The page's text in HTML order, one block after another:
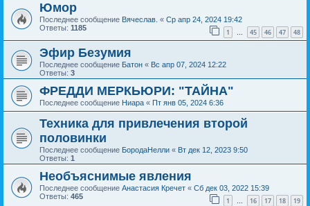
Юмор
Последнее сообщение Вячеслав. « Ср апр 24, 2024 19:42
Ответы: 1185 1 … 45 46 47 48
Эфир Безумия
Последнее сообщение Батон « Вс апр 07, 2024 12:22
Ответы: 3
ФРЕДДИ МЕРКЬЮРИ: "ТАЙНА"
Последнее сообщение Ниара « Пт янв 05, 2024 6:36
Техника для привлечения второй
половинки
Последнее сообщение БородаНелли « Вт дек 12, 2023 9:50
Ответы: 1
Необъяснимые явления
Последнее сообщение Анастасия Кречет « Сб дек 03, 2022 15:39
Ответы: 465 1 … 16 17 18 19